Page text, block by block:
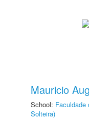
Mauricio
School: Faculdade
Solteira)